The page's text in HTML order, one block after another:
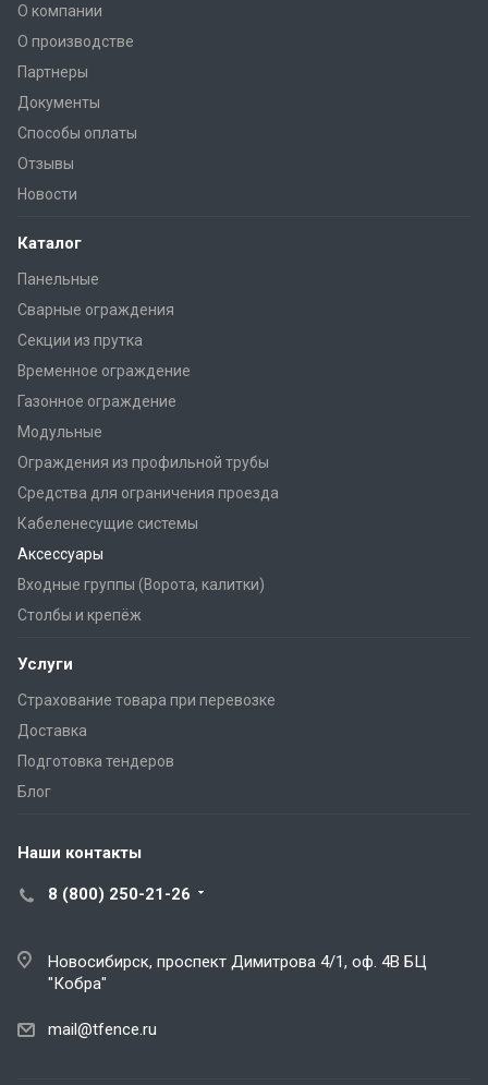
О компании
О производстве
Партнеры
Документы
Способы оплаты
Отзывы
Новости
Каталог
Панельные
Сварные ограждения
Секции из прутка
Временное ограждение
Газонное ограждение
Модульные
Ограждения из профильной трубы
Средства для ограничения проезда
Кабеленесущие системы
Аксессуары
Входные группы (Ворота, калитки)
Столбы и крепёж
Услуги
Страхование товара при перевозке
Доставка
Подготовка тендеров
Блог
Наши контакты
8 (800) 250-21-26
Новосибирск, проспект Димитрова 4/1, оф. 4В БЦ
"Кобра"
mail@tfence.ru